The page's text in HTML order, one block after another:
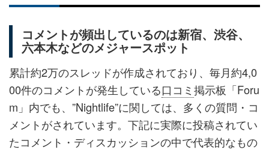
コメントが頻出しているのは新宿、渋谷、
六本木などのメジャースポット
累計約2万のスレッドが作成されており、毎月約4,0
00件のコメントが発生している口コミ 掲示板「Foru
m」内でも、”Nightlife”に関しては、多くの質問・コ
メントがされています。下記に実際に投稿されてい
たコメント・ディスカッションの中で代表的なもの